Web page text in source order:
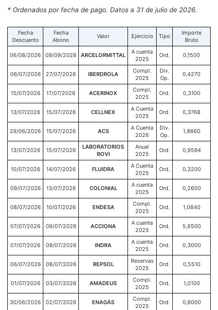
* Ordenados por fecha de pago. Datos a 31 de julio de 2026.
Fecha
Descuento
Fecha
Abono
Valor Ejercicio Tipo
Importe
Bruto
06/08/2026 09/09/2026 ARCELORMITTAL
A cuenta
2025
Ord. 0,1500
06/07/2026 27/07/2026 IBERDROLA
Compl.
2025
Div.
Op.
0,4270
15/07/2026 17/07/2026 ACERINOX
Compl.
2025
Ord. 0,3100
13/07/2026 15/07/2026 CELLNEX
A Cuenta
2025
Ord. 0,3768
29/06/2026 15/07/2026 ACS
A Cuenta
2026
Div.
Op.
1,8660
13/07/2026 15/07/2026
LABORATORIOS
ROVI
Anual
2025
Ord. 0,9594
10/07/2026 14/07/2026 FLUIDRA
A Cuenta
2025
Ord. 0,3200
09/07/2026 13/07/2026 COLONIAL
A cuenta
2025
Ord. 0,2600
08/07/2026 10/07/2026 ENDESA
Compl.
2025
Ord. 1,0840
07/07/2026 09/07/2026 ACCIONA
A cuenta
2025
Ord. 5,6500
07/07/2026 09/07/2026 INDRA
A cuenta
2025
Ord. 0,3000
06/07/2026 08/07/2026 REPSOL
Reservas
2025
Ord. 0,5510
01/07/2026 03/07/2026 AMADEUS
Compl.
2025
Ord. 1,0100
30/06/2026 02/07/2026 ENAGÁS
Compl.
2025
Ord. 0,6000